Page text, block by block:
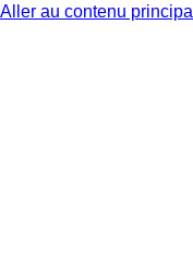
Aller au contenu principal